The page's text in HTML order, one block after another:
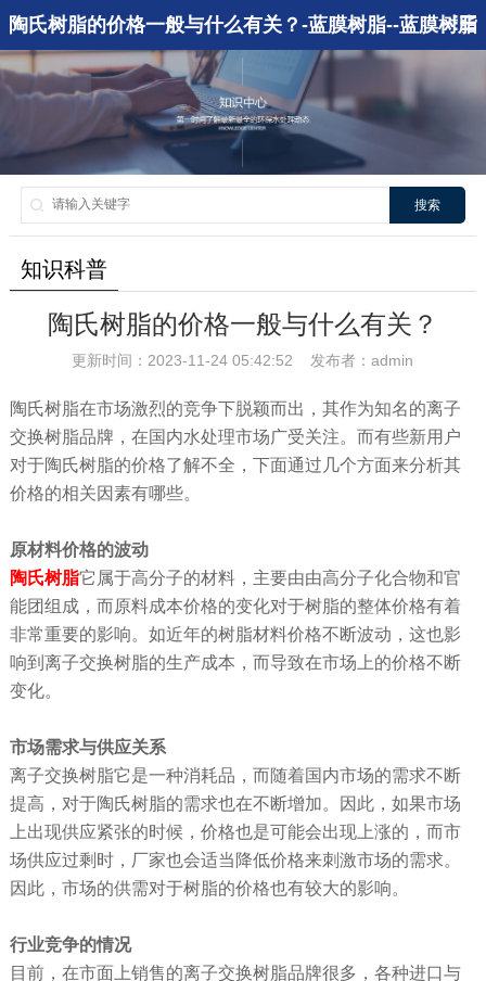
陶氏树脂的价格一般与什么有关？-蓝膜树脂--蓝膜树脂
搜索
知识科普
陶氏树脂的价格一般与什么有关？
更新时间：2023-11-24 05:42:52 发布者：admin
陶氏树脂在市场激烈的竞争下脱颖而出，其作为知名的离子
交换树脂品牌，在国内水处理市场广受关注。而有些新用户
对于陶氏树脂的价格了解不全，下面通过几个方面来分析其
价格的相关因素有哪些。
原材料价格的波动
陶氏树脂它属于高分子的材料，主要由由高分子化合物和官
能团组成，而原料成本价格的变化对于树脂的整体价格有着
非常重要的影响。如近年的树脂材料价格不断波动，这也影
响到离子交换树脂的生产成本，而导致在市场上的价格不断
变化。
市场需求与供应关系
离子交换树脂它是一种消耗品，而随着国内市场的需求不断
提高，对于陶氏树脂的需求也在不断增加。因此，如果市场
上出现供应紧张的时候，价格也是可能会出现上涨的，而市
场供应过剩时，厂家也会适当降低价格来刺激市场的需求。
因此，市场的供需对于树脂的价格也有较大的影响。
行业竞争的情况
目前，在市面上销售的离子交换树脂品牌很多，各种进口与